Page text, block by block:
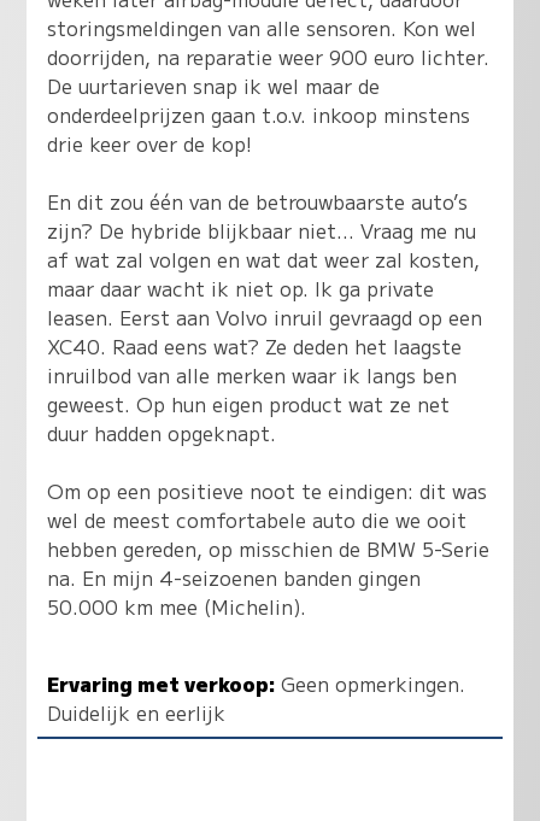
storingsmeldingen van alle sensoren. Kon wel
doorrijden, na reparatie weer 900 euro lichter.
De uurtarieven snap ik wel maar de
onderdeelprijzen gaan t.o.v. inkoop minstens
drie keer over de kop!
En dit zou één van de betrouwbaarste auto’s
zijn? De hybride blijkbaar niet... Vraag me nu
af wat zal volgen en wat dat weer zal kosten,
maar daar wacht ik niet op. Ik ga private
leasen. Eerst aan Volvo inruil gevraagd op een
XC40. Raad eens wat? Ze deden het laagste
inruilbod van alle merken waar ik langs ben
geweest. Op hun eigen product wat ze net
duur hadden opgeknapt.
Om op een positieve noot te eindigen: dit was
wel de meest comfortabele auto die we ooit
hebben gereden, op misschien de BMW 5-Serie
na. En mijn 4-seizoenen banden gingen
50.000 km mee (Michelin).
Ervaring met verkoop: Geen opmerkingen.
Duidelijk en eerlijk